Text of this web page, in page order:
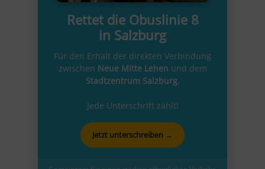
Rettet die Obuslinie 8
in Salzburg
Für den Erhalt der direkten Verbindung
zwischen Neue Mitte Lehen und dem
Stadtzentrum Salzburg.
Jede Unterschrift zählt!
Jetzt unterschreiben →